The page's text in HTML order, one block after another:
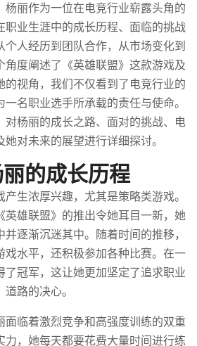
杨丽作为一位在电竞行业崭露头角的
职业生涯中的成长历程、面临的挑战
个人经历到团队合作，从市场变化到
角度阐述了《英雄联盟》这款游戏及
的视角，我们不仅看到了电竞行业的
名职业选手所承载的责任与使命。
对杨丽的成长之路、面对的挑战、电
对未来的展望进行详细探讨。
的成长历程
生浓厚兴趣，尤其是策略类游戏。
英雄联盟》的推出令她耳目一新，她
逐渐沉迷其中。随着时间的推移，
戏水平，还积极参加各种比赛。在一
了冠军，这让她更加坚定了追求职业
道路的决心。
面临着激烈竞争和高强度训练的双重
力，她每天都要花费大量时间进行练